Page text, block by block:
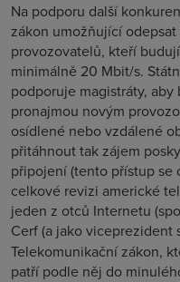
Na podporu další
zákon umožňující
provozovatelů, kteří
minimálně 20 Mbit/s.
podporuje magistráty,
pronajmou novým
osídlené nebo vzdálené
přitáhnout tak zájem
připojení (tento přístup se
celkové revizi americké
jeden z otců Internetu
Cerf (a jako viceprezident
Telekomunikační zákon,
patří podle něj do